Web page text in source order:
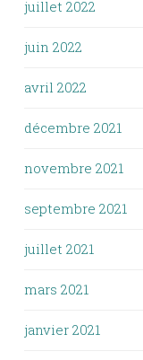
juillet 2022
juin 2022
avril 2022
décembre 2021
novembre 2021
septembre 2021
juillet 2021
mars 2021
janvier 2021